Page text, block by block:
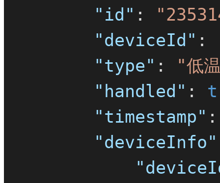
"id" :
"deviceId" :
"type" :
"低
"handled" :
"timestamp" :
"deviceInfo"